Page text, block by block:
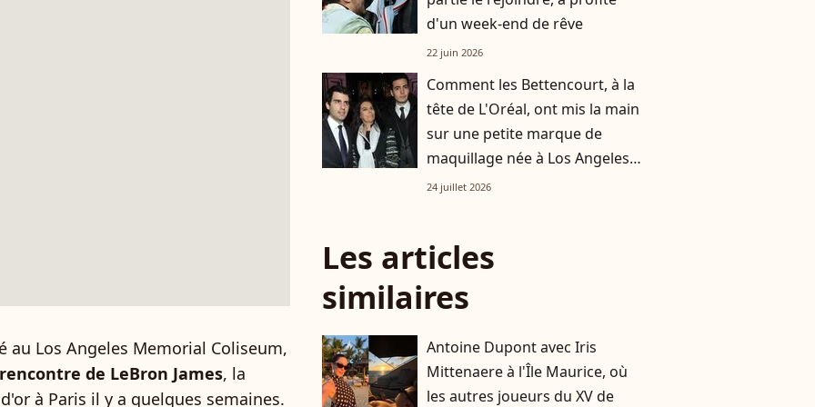
Los Angeles Memorial Coliseum,
de LeBron James, la
à Paris il y a quelques semaines.
d'un week-end de rêve
22 juin 2026
Comment les Bettencourt, à la
tête de L'Oréal, ont mis la main
sur une petite marque de
maquillage née à Los Angeles
devenue un phénomène aux
24 juillet 2026
Les articles
similaires
Antoine Dupont avec Iris
Mittenaere à l'Île Maurice, où
les autres joueurs du XV de